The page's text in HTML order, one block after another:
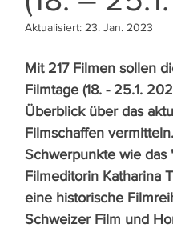
Aktualisiert: 23. Jan. 2023
Mit 217 Filmen sollen
Filmtage (18. - 25.1.
Überblick über das
Filmschaffen
Schwerpunkte wie das
Filmeditorin Katharina
eine historische
Schweizer Film und